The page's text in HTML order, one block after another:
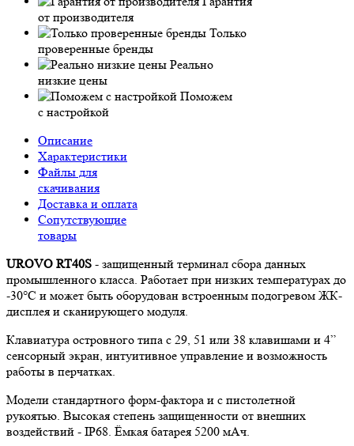
от производителя
Только
проверенные бренды
Реально
низкие цены
Поможем
с настройкой
Описание
Характеристики
Файлы для
скачивания
Доставка и оплата
Сопутствующие
товары
UROVO RT40S - защищенный терминал сбора данных
промышленного класса. Работает при низких температурах до
-30°C и может быть оборудован встроенным подогревом ЖК-
дисплея и сканирующего модуля.
Клавиатура островного типа с 29, 51 или 38 клавишами и 4”
сенсорный экран, интуитивное управление и возможность
работы в перчатках.
Модели стандартного форм-фактора и с пистолетной
рукоятью. Высокая степень защищенности от внешних
воздействий - IP68. Ёмкая батарея 5200 мАч.